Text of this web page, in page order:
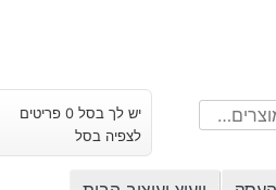
יש לך בסל 0 פריטים
לצפיה בסל